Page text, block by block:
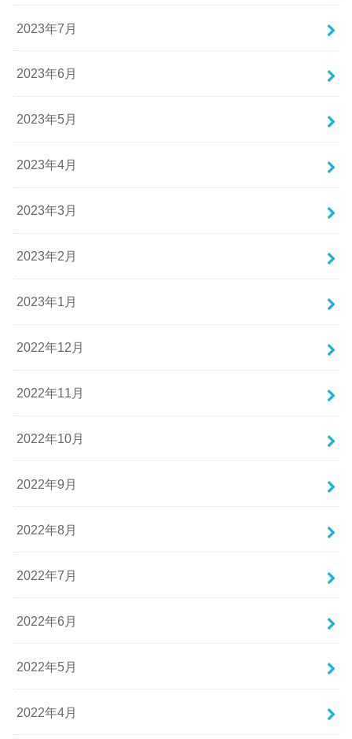
2023年7月
2023年6月
2023年5月
2023年4月
2023年3月
2023年2月
2023年1月
2022年12月
2022年11月
2022年10月
2022年9月
2022年8月
2022年7月
2022年6月
2022年5月
2022年4月